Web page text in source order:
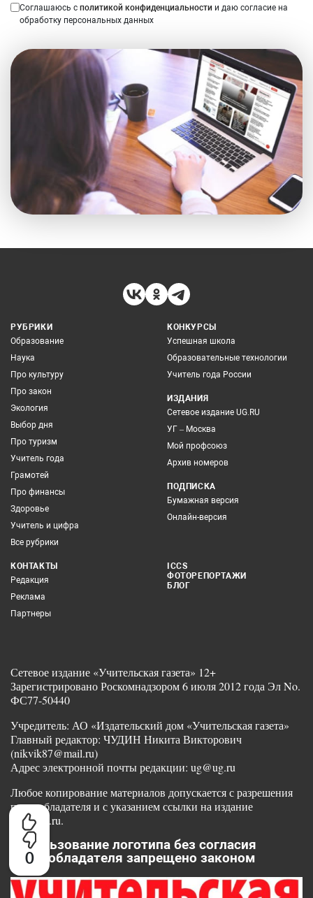
0
Соглашаюсь с политикой конфиденциальности и даю согласие на
обработку персональных данных
РУБРИКИ
Образование
Наука
Про культуру
Про закон
Экология
Выбор дня
Про туризм
Учитель года
Грамотей
Про финансы
Здоровье
Учитель и цифра
Все рубрики
КОНКУРСЫ
Успешная школа
Образовательные технологии
Учитель года России
ИЗДАНИЯ
Сетевое издание UG.RU
УГ – Москва
Мой профсоюз
Архив номеров
ПОДПИСКА
Бумажная версия
Онлайн-версия
КОНТАКТЫ
Редакция
Реклама
Партнеры
ICCS
ФОТОРЕПОРТАЖИ
БЛОГ
Сетевое издание «Учительская газета» 12+
Зарегистрировано Роскомнадзором 6 июля 2012 года Эл No.
ФС77-50440
Учредитель: АО «Издательский дом «Учительская газета»
Главный редактор: ЧУДИН Никита Викторович
(nikvik87@mail.ru)
Адрес электронной почты редакции: ug@ug.ru
Любое копирование материалов допускается с разрешения
правообладателя и с указанием ссылки на издание
www.ug.ru.
Использование логотипа без согласия
правообладателя запрещено законом